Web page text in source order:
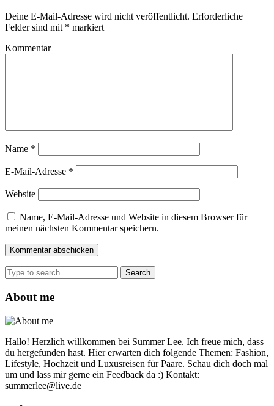
Deine E-Mail-Adresse wird nicht veröffentlicht. Erforderliche
Felder sind mit * markiert
Kommentar
Name *
E-Mail-Adresse *
Website
Name, E-Mail-Adresse und Website in diesem Browser für
meinen nächsten Kommentar speichern.
Search
for:
About me
Hallo! Herzlich willkommen bei Summer Lee. Ich freue mich, dass
du hergefunden hast. Hier erwarten dich folgende Themen: Fashion,
Lifestyle, Hochzeit und Luxusreisen für Paare. Schau dich doch mal
um und lass mir gerne ein Feedback da :) Kontakt:
summerlee@live.de